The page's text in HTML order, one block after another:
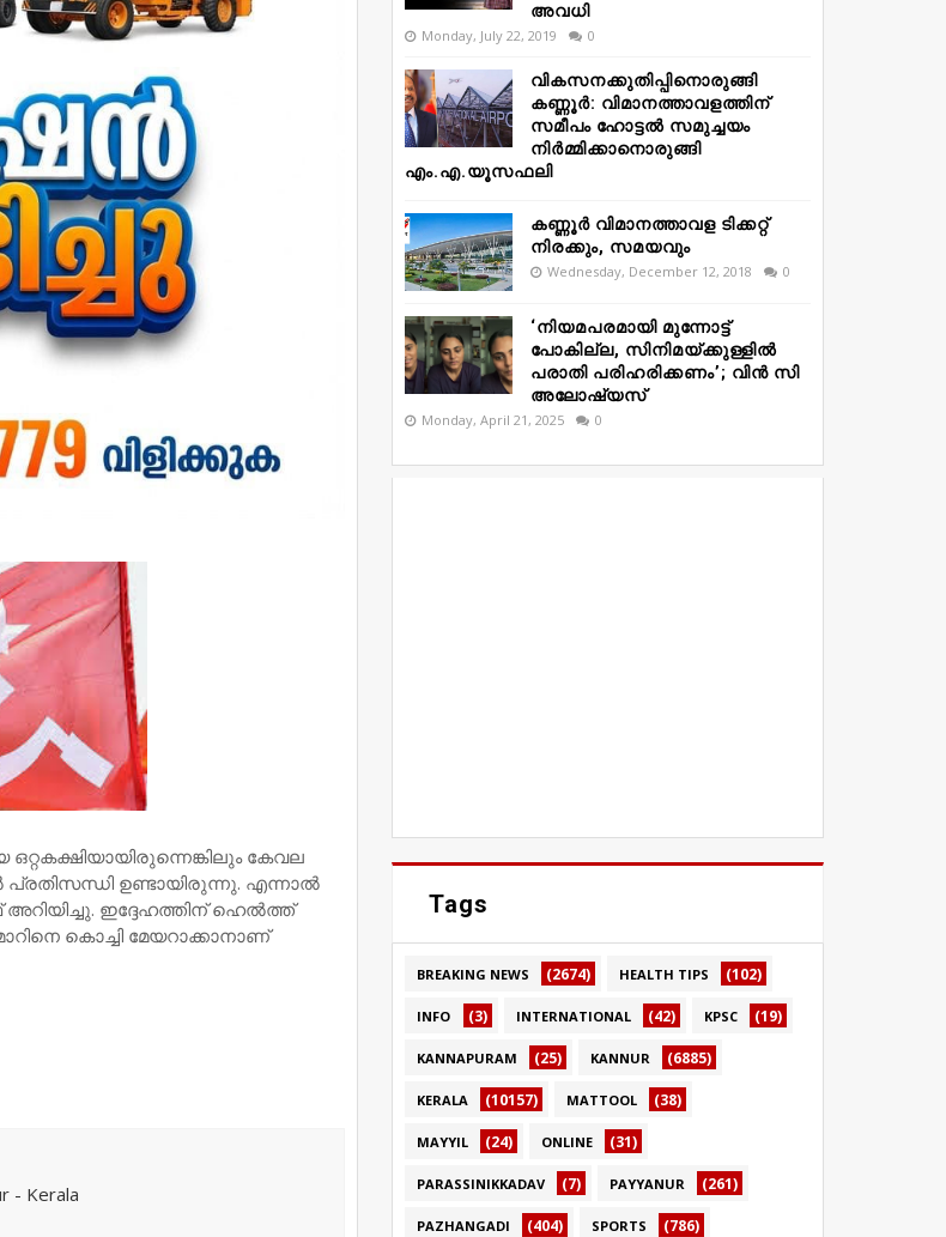
ഒറ്റകക്ഷിയായിരുന്നെങ്കിലും കേവല
പ്രതിസന്ധി ഉണ്ടായിരുന്നു. എന്നാൽ
ഇദ്ദേഹത്തിന് ഹെൽത്ത്
കൊച്ചി മേയറാക്കാനാണ്
- Kerala
അവധി
Monday, July 22, 2019 0
വികസനക്കുതിപ്പിനൊരുങ്ങി
കണ്ണൂർ: വിമാനത്താവളത്തിന്
സമീപം ഹോട്ടൽ സമുച്ചയം
നിർമ്മിക്കാനൊരുങ്ങി
എം.എ.യൂസഫലി
കണ്ണൂർ വിമാനത്താവള ടിക്കറ്റ്
നിരക്കും, സമയവും
Wednesday, December 12, 2018 0
‘നിയമപരമായി മുന്നോട്ട്
പോകില്ല, സിനിമയ്ക്കുള്ളിൽ
പരാതി പരിഹരിക്കണം’; വിൻ സി
അലോഷ്യസ്
Monday, April 21, 2025 0
Tags
BREAKING NEWS (2674) HEALTH TIPS (102)
INFO (3) INTERNATIONAL (42) KPSC (19)
KANNAPURAM (25) KANNUR (6885)
KERALA (10157) MATTOOL (38)
MAYYIL (24) ONLINE (31)
PARASSINIKKADAV (7) PAYYANUR (261)
PAZHANGADI (404) SPORTS (786)